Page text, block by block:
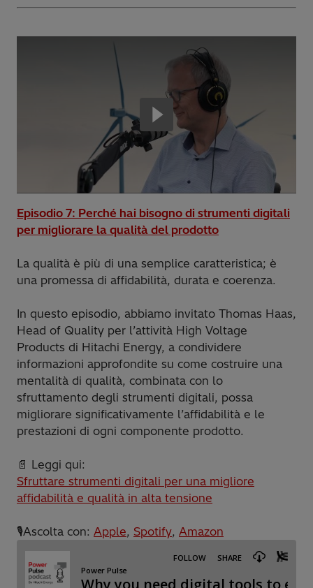
Episodio 7: Perché hai bisogno di strumenti digitali
per migliorare la qualità del prodotto
La qualità è più di una semplice caratteristica; è
una promessa di affidabilità, durata e coerenza.
In questo episodio, abbiamo invitato Thomas Haas,
Head of Quality per l’attività High Voltage
Products di Hitachi Energy, a condividere
informazioni approfondite su come costruire una
mentalità di qualità, combinata con lo
sfruttamento degli strumenti digitali, possa
migliorare significativamente l’affidabilità e le
prestazioni di ogni componente prodotto.
📄 Leggi qui:
Sfruttare strumenti digitali per una migliore
affidabilità e qualità in alta tensione
🎙️Ascolta con: Apple, Spotify, Amazon